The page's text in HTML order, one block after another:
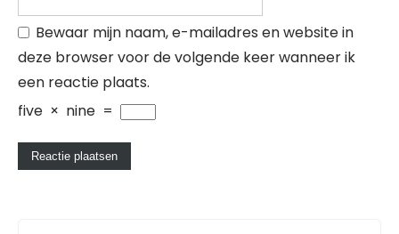
Bewaar mijn naam, e-mailadres en website in
deze browser voor de volgende keer wanneer ik
een reactie plaats.
five × nine =